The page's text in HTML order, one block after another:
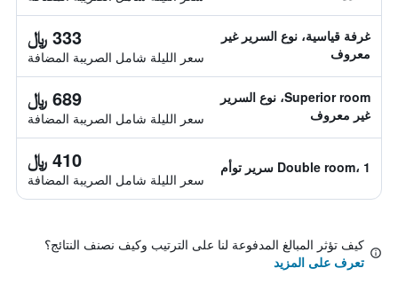
غرفة قياسية، نوع السرير غير
معروف
333 ﷼
سعر الليلة شامل الصريبة المضافة
Superior room، نوع السرير
غير معروف
689 ﷼
سعر الليلة شامل الصريبة المضافة
Double room، 1 سرير توأم 410 ﷼
سعر الليلة شامل الصريبة المضافة
كيف تؤثر المبالغ المدفوعة لنا على الترتيب وكيف نصنف النتائج؟
تعرف على المزيد